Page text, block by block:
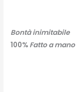
Bontà inimitabile
100% Fatto a mano